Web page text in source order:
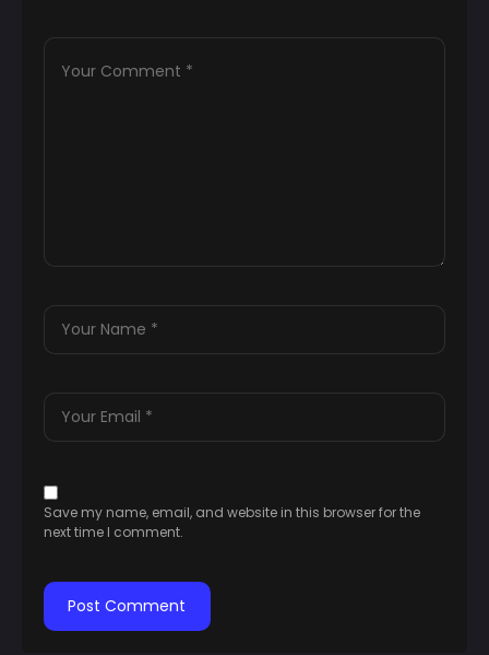
Save my name, email, and website in this browser for the
next time I comment.